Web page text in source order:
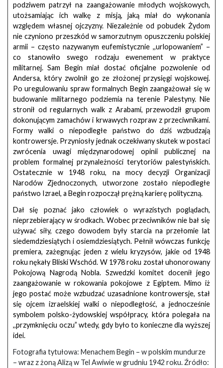
podziwem patrzył na zaangażowanie młodych wojskowych,
utożsamiając ich walkę z misją, jaką miał do wykonania
względem własnej ojczyzny. Niezależnie od pobudek Żydom
nie czyniono przeszkód w samorzutnym opuszczeniu polskiej
armii – często nazywanym eufemistycznie ,,urlopowaniem” –
co stanowiło swego rodzaju ewenement w praktyce
militarnej. Sam Begin miał dostać oficjalne pozwolenie od
Andersa, który zwolnił go ze złożonej przysięgi wojskowej.
Po uregulowaniu spraw formalnych Begin zaangażował się w
budowanie militarnego podziemia na terenie Palestyny. Nie
stronił od regularnych walk z Arabami, przewodził grupom
dokonującym zamachów i krwawych rozpraw z przeciwnikami.
Formy walki o niepodległe państwo do dziś wzbudzają
kontrowersje. Przyniosły jednak oczekiwany skutek w postaci
zwrócenia uwagi międzynarodowej opinii publicznej na
problem formalnej przynależności terytoriów palestyńskich.
Ostatecznie w 1948 roku, na mocy decyzji Organizacji
Narodów Zjednoczonych, utworzone zostało niepodległe
państwo Izrael, a Begin rozpoczął prężną karierę polityczną.
Dał się poznać jako człowiek o wyrazistych poglądach,
nieprzebierający w środkach. Wobec przeciwników nie bał się
używać siły, czego dowodem były starcia na przełomie lat
siedemdziesiątych i osiemdziesiątych. Pełnił wówczas funkcję
premiera, zażegnując jeden z wielu kryzysów, jakie od 1948
roku nękały Bliski Wschód. W 1978 roku został uhonorowany
Pokojową Nagrodą Nobla. Szwedzki komitet docenił jego
zaangażowanie w rokowania pokojowe z Egiptem. Mimo iż
jego postać może wzbudzać uzasadnione kontrowersje, stał
się ojcem izraelskiej walki o niepodległość, a jednocześnie
symbolem polsko-żydowskiej współpracy, która polegała na
,,przymknięciu oczu” wtedy, gdy było to konieczne dla wyższej
idei.
Fotografia tytułowa: Menachem Begin – w polskim mundurze
– wraz z żoną Alizą w Tel Awiwie w grudniu 1942 roku. Źródło: